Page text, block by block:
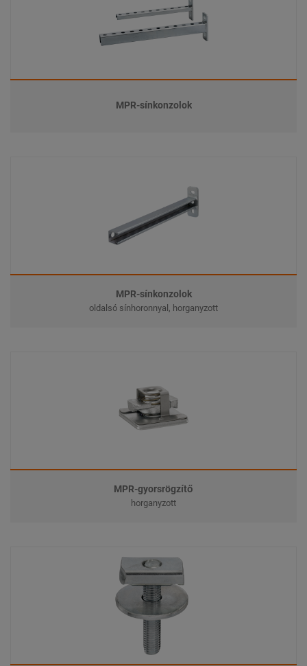
MPR-sínkonzolok
MPR-sínkonzolok
oldalsó sínhoronnyal, horganyzott
MPR-gyorsrögzítő
horganyzott